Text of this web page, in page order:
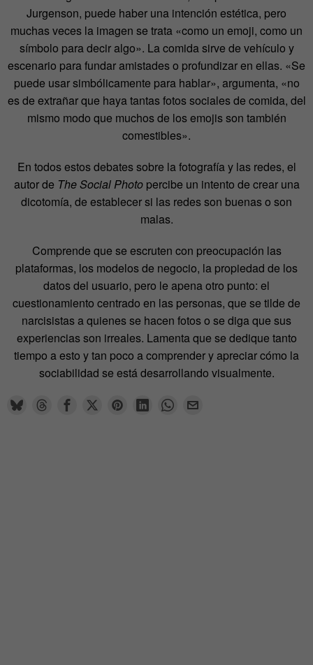
Jurgenson, puede haber una intención estética, pero
muchas veces la imagen se trata «como un emoji, como un
símbolo para decir algo». La comida sirve de vehículo y
escenario para fundar amistades o profundizar en ellas. «Se
puede usar simbólicamente para hablar», argumenta, «no
es de extrañar que haya tantas fotos sociales de comida, del
mismo modo que muchos de los emojis son también
comestibles».
En todos estos debates sobre la fotografía y las redes, el
autor de The Social Photopercibe un intento de crear una
dicotomía, de establecer si las redes son buenas o son
malas.
Comprende que se escruten con preocupación las
plataformas, los modelos de negocio, la propiedad de los
datos del usuario, pero le apena otro punto: el
cuestionamiento centrado en las personas, que se tilde de
narcisistas a quienes se hacen fotos o se diga que sus
experiencias son irreales. Lamenta que se dedique tanto
tiempo a esto y tan poco a comprender y apreciar cómo la
sociabilidad se está desarrollando visualmente.